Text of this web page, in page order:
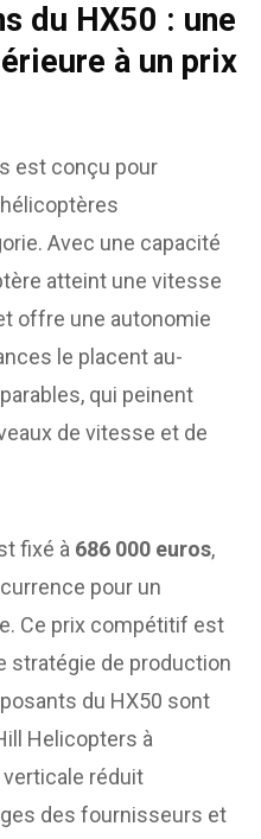
du HX50 : une
à un prix
est conçu pour
Avec une capacité
atteint une vitesse
offre une autonomie
le placent au-
qui peinent
de vitesse et de
fixé à 686 000 euros,
pour un
Ce prix compétitif est
stratégie de production
du HX50 sont
Helicopters à
réduit
des fournisseurs et